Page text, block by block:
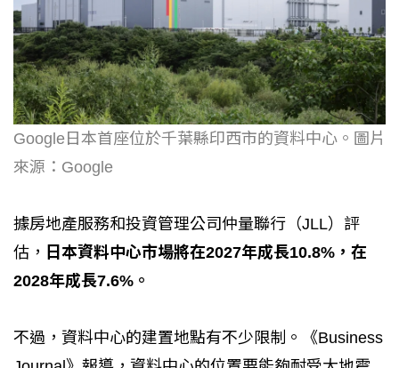
Google日本首座位於千葉縣印西市的資料中心。圖片
來源：Google
據房地產服務和投資管理公司仲量聯行（JLL）評
估， 日本資料中心市場將在2027年成長10.8%，在
2028年成長7.6%。
不過，資料中心的建置地點有不少限制。《Business